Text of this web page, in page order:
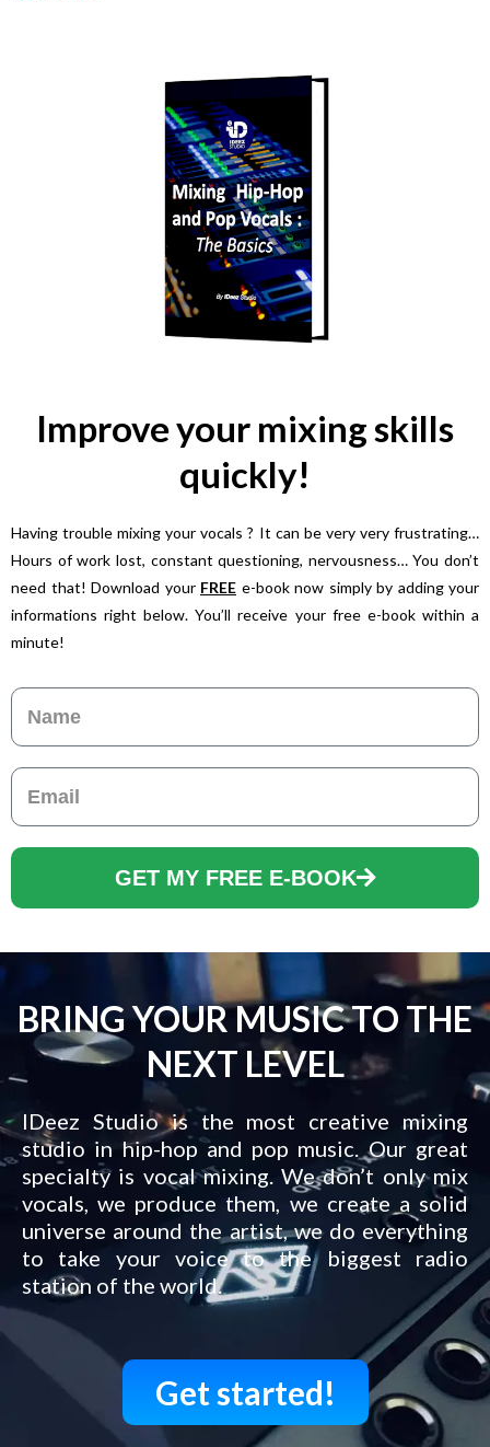
Improve your mixing skills
quickly!
Having trouble mixing your vocals ? It can be very very frustrating…
Hours of work lost, constant questioning, nervousness… You don’t
need that! Download your FREE e-book now simply by adding your
informations right below. You’ll receive your free e-book within a
minute!
Name
Email
GET MY FREE E-BOOK
BRING YOUR MUSIC TO THE
NEXT LEVEL
IDeez Studio is the most creative mixing
studio in hip-hop and pop music. Our great
specialty is vocal mixing. We don’t only mix
vocals, we produce them, we create a solid
universe around the artist, we do everything
to take your voice to the biggest radio
station of the world.
Get started!